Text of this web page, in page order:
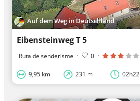
Auf dem Weg in Deutschland
Eibensteinweg T 5
Ruta de senderisme · 0 ·
9,95 km 231 m 02h22